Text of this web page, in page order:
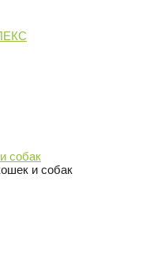
собак
и собак